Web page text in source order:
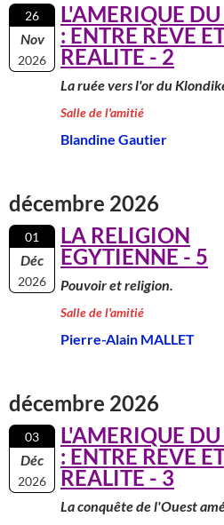
26
Nov
2026
L'AMERIQUE
: ENTRE REVE
REALITE - 2
La ruée vers l'or du
Salle de l'amitié
Blandine Gautier
décembre 2026
01
Déc
2026
LA RELIGION
EGYTIENNE - 5
Pouvoir et religion.
Salle de l'amitié
Pierre-Alain MALLET
décembre 2026
03
Déc
2026
L'AMERIQUE
: ENTRE REVE
REALITE - 3
La conquête de l'Ouest